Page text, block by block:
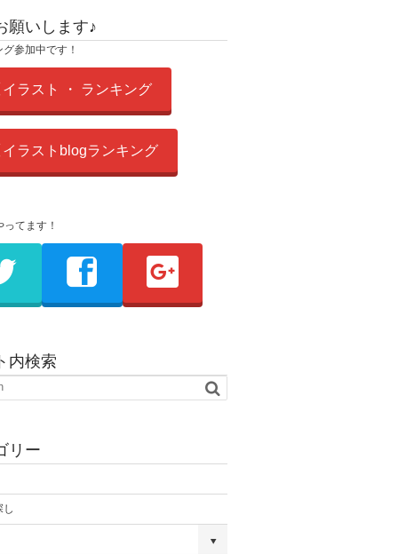
願いします♪
参加中です！
イラスト ・ ランキング
イラストblogランキング
てます！
内検索
リー
し